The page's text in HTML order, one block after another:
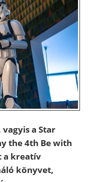
a Star
the 4th Be with
a kreatív
könyvet,